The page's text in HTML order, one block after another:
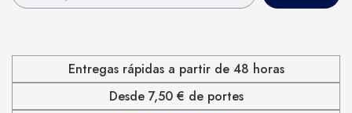
Entregas rápidas a partir de 48 horas
Desde 7,50 € de portes